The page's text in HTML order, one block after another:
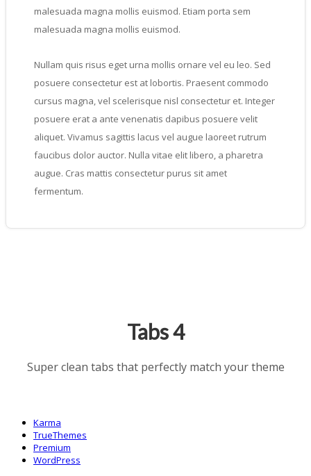
malesuada magna mollis euismod. Etiam porta sem
malesuada magna mollis euismod.
Nullam quis risus eget urna mollis ornare vel eu leo. Sed
posuere consectetur est at lobortis. Praesent commodo
cursus magna, vel scelerisque nisl consectetur et. Integer
posuere erat a ante venenatis dapibus posuere velit
aliquet. Vivamus sagittis lacus vel augue laoreet rutrum
faucibus dolor auctor. Nulla vitae elit libero, a pharetra
augue. Cras mattis consectetur purus sit amet
fermentum.
Tabs 4
Super clean tabs that perfectly match your theme
Karma
TrueThemes
Premium
WordPress